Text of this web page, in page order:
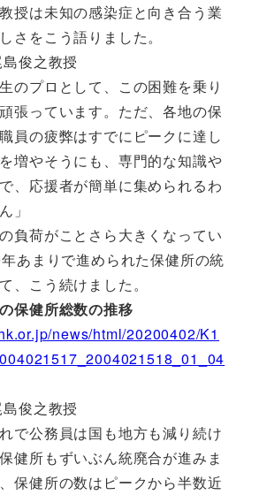
授は未知の感染症と向き合う業
さをこう語りました。
俊之教授
のプロとして、この困難を乗り
張っています。ただ、各地の保
員の疲弊はすでにピークに達し
増やそうにも、専門的な知識や
、応援者が簡単に集められるわ
」
負荷がことさら大きくなってい
あまりで進められた保健所の統
、こう続けました。
保健所総数の推移
news/html/20200402/K1
俊之教授
で公務員は国も地方も減り続け
健所もずいぶん統廃合が進みま
保健所の数はピークから半数近